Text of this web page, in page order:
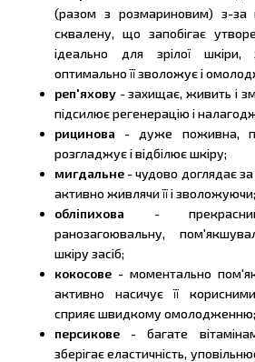
(разом з розмариновим) з-за
сквалену, що запобігає
ідеально для зрілої шкіри,
оптимально її зволожує і
реп'яхову - захищає, живить і
підсилює регенерацію і
рицинова - дуже поживна,
розгладжує і відбілює шкіру;
мигдальне - чудово доглядає
активно живлячи її і зволожуючи;
обліпихова - прекрасний
ранозагоювальну,
шкіру засіб;
кокосове - моментально
активно насичує її
сприяє швидкому омолодженню;
персикове - багате
зберігає еластичність,